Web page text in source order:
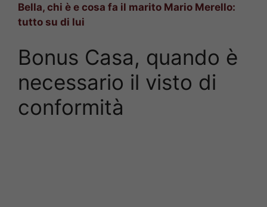
Bella, chi è e cosa fa il marito Mario Merello:
tutto su di lui
Bonus Casa, quando è
necessario il visto di
conformità